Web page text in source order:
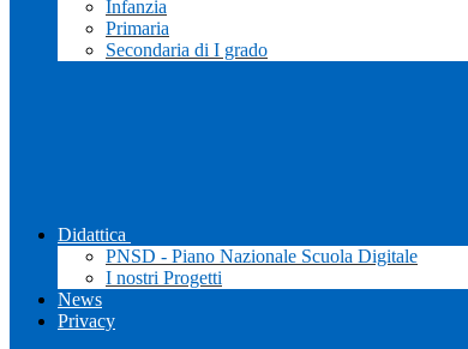
Infanzia
Primaria
Secondaria di I grado
Didattica
PNSD - Piano Nazionale Scuola Digitale
I nostri Progetti
News
Privacy